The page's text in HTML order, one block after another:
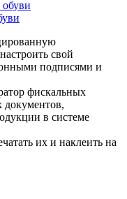
свой
подписями и
фискальных
документов,
в системе
их и наклеить на